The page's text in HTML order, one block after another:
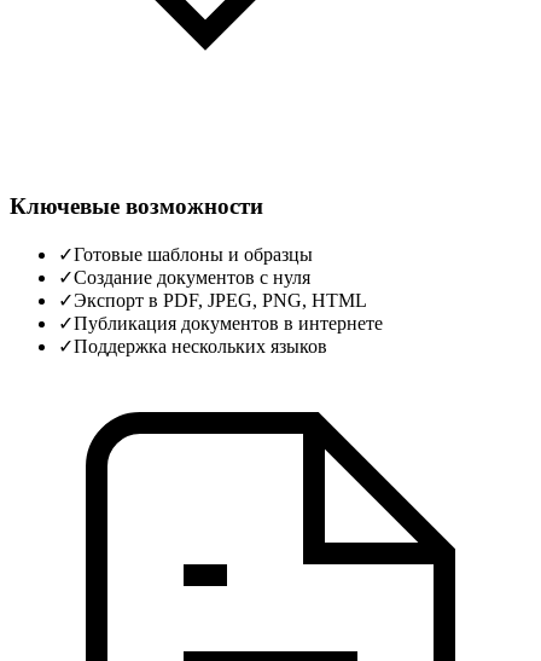
Ключевые возможности
✓Готовые шаблоны и образцы
✓Создание документов с нуля
✓Экспорт в PDF, JPEG, PNG, HTML
✓Публикация документов в интернете
✓Поддержка нескольких языков